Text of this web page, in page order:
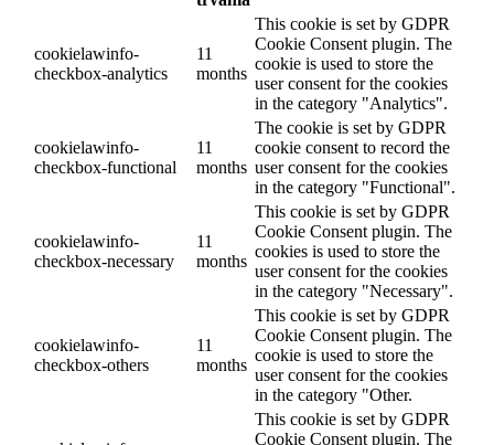
cookielawinfo-
checkbox-analytics
11
months
This cookie is set by GDPR
Cookie Consent plugin. The
cookie is used to store the
user consent for the cookies
in the category "Analytics".
cookielawinfo-
checkbox-functional
11
months
The cookie is set by GDPR
cookie consent to record the
user consent for the cookies
in the category "Functional".
cookielawinfo-
checkbox-necessary
11
months
This cookie is set by GDPR
Cookie Consent plugin. The
cookies is used to store the
user consent for the cookies
in the category "Necessary".
cookielawinfo-
checkbox-others
11
months
This cookie is set by GDPR
Cookie Consent plugin. The
cookie is used to store the
user consent for the cookies
in the category "Other.
This cookie is set by GDPR
Cookie Consent plugin. The